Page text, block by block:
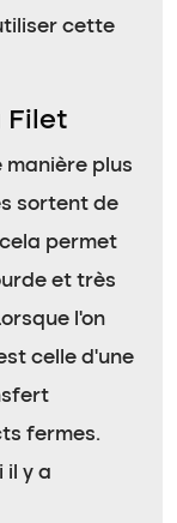
cette
Filet
manière plus
sortent de
permet
et très
l’on
celle d’une
fermes.
il y a